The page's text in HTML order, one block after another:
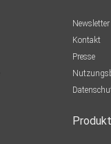
Newsletter
Kontakt
Presse